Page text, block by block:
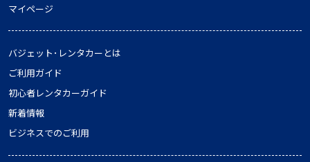
マイページ
バジェット･レンタカーとは
ご利用ガイド
初心者レンタカーガイド
新着情報
ビジネスでのご利用